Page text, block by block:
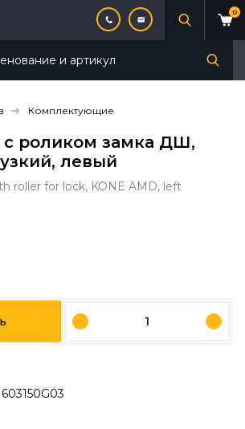
0
Комплектующие
роликом замка ДШ,
левый
roller for lock, KONE AMD, left